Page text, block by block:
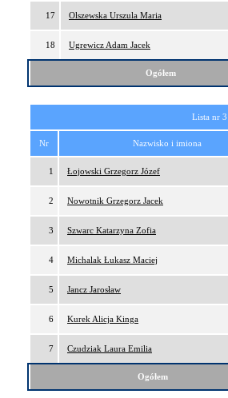
17 Olszewska Urszula Maria
18 Ugrewicz Adam Jacek
Ogółem
Lista nr
Nr Nazwisko i imiona
1 Łojowski Grzegorz Józef
2 Nowotnik Grzegorz Jacek
3 Szwarc Katarzyna Zofia
4 Michalak Łukasz Maciej
5 Jancz Jarosław
6 Kurek Alicja Kinga
7 Czudziak Laura Emilia
Ogółem